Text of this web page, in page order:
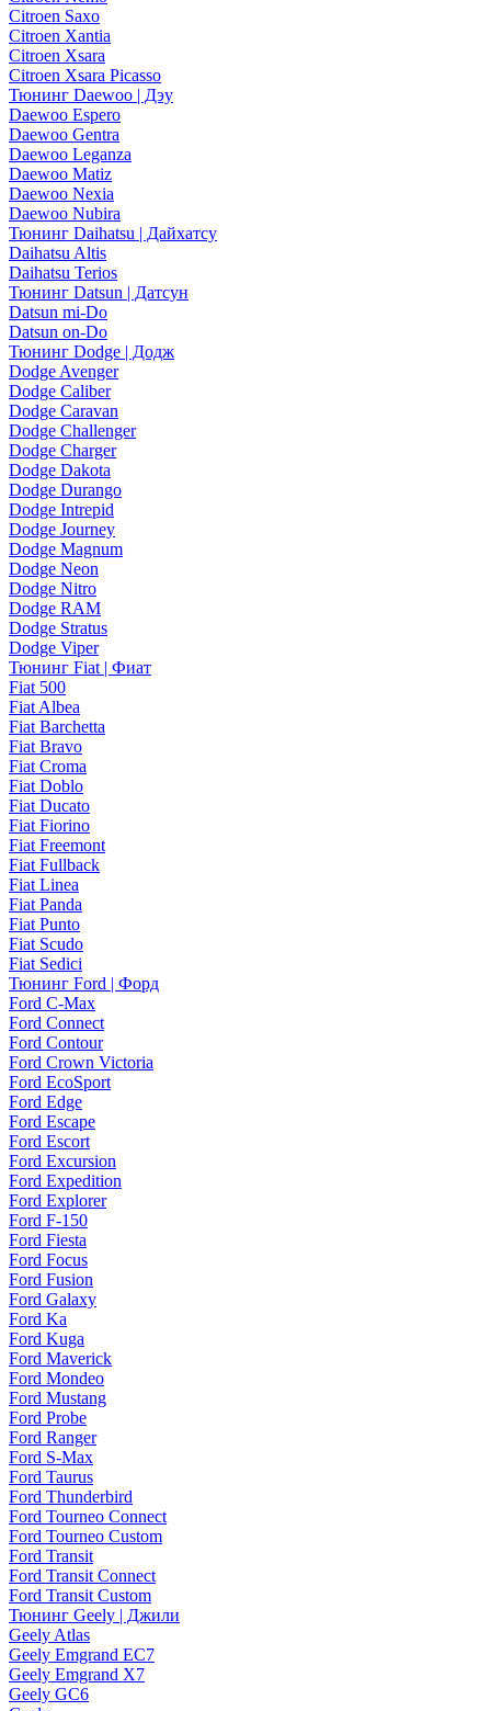
Citroen Saxo
Citroen Xantia
Citroen Xsara
Citroen Xsara Picasso
Тюнинг Daewoo | Дэу
Daewoo Espero
Daewoo Gentra
Daewoo Leganza
Daewoo Matiz
Daewoo Nexia
Daewoo Nubira
Тюнинг Daihatsu | Дайхатсу
Daihatsu Altis
Daihatsu Terios
Тюнинг Datsun | Датсун
Datsun mi-Do
Datsun on-Do
Тюнинг Dodge | Додж
Dodge Avenger
Dodge Caliber
Dodge Caravan
Dodge Challenger
Dodge Charger
Dodge Dakota
Dodge Durango
Dodge Intrepid
Dodge Journey
Dodge Magnum
Dodge Neon
Dodge Nitro
Dodge RAM
Dodge Stratus
Dodge Viper
Тюнинг Fiat | Фиат
Fiat 500
Fiat Albea
Fiat Barchetta
Fiat Bravo
Fiat Croma
Fiat Doblo
Fiat Ducato
Fiat Fiorino
Fiat Freemont
Fiat Fullback
Fiat Linea
Fiat Panda
Fiat Punto
Fiat Scudo
Fiat Sedici
Тюнинг Ford | Форд
Ford C-Max
Ford Connect
Ford Contour
Ford Crown Victoria
Ford EcoSport
Ford Edge
Ford Escape
Ford Escort
Ford Excursion
Ford Expedition
Ford Explorer
Ford F-150
Ford Fiesta
Ford Focus
Ford Fusion
Ford Galaxy
Ford Ka
Ford Kuga
Ford Maverick
Ford Mondeo
Ford Mustang
Ford Probe
Ford Ranger
Ford S-Max
Ford Taurus
Ford Thunderbird
Ford Tourneo Connect
Ford Tourneo Custom
Ford Transit
Ford Transit Connect
Ford Transit Custom
Тюнинг Geely | Джили
Geely Atlas
Geely Emgrand EC7
Geely Emgrand X7
Geely GC6